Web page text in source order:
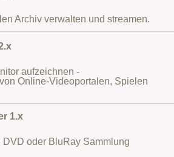
Archiv verwalten und streamen.
aufzeichnen -
Online-Videoportalen, Spielen
1.x
DVD oder BluRay Sammlung